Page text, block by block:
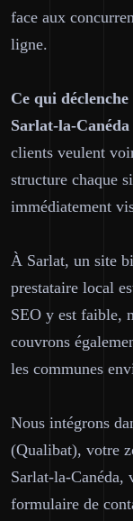
face aux
ligne.
Ce qui
Sarlat-la-Canéda
clients veulent
structure chaque
immédiatement
À Sarlat, un site
prestataire local
SEO y est faible,
couvrons
les communes
Nous intégrons
(Qualibat), votre
Sarlat-la-Canéda,
formulaire de